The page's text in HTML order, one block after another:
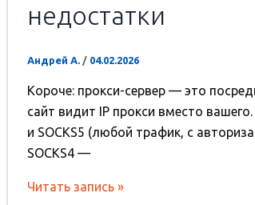
недостатки
Андрей А. / 04.02.2026
Короче: прокси-сервер — это
сайт видит IP прокси вместо
и SOCKS5 (любой трафик, с
SOCKS4 —
SOCKS4,
Читать запись »